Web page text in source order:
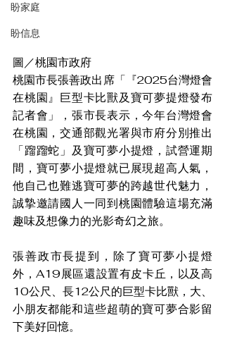
盼家庭
盼信息
圖／桃園市政府
桃園市長張善政出席「『2025台灣燈會
在桃園』巨型卡比獸及寶可夢提燈發布
記者會」，張市長表示，今年台灣燈會
在桃園，交通部觀光署與市府分別推出
「蹓蹓蛇」及寶可夢小提燈，試營運期
間，寶可夢小提燈就已展現超高人氣，
他自己也難逃寶可夢的跨越世代魅力，
誠摯邀請國人一同到桃園體驗這場充滿
趣味及想像力的光影奇幻之旅。
張善政市長提到，除了寶可夢小提燈
外，A19展區還設置有皮卡丘，以及高
10公尺、長12公尺的巨型卡比獸，大、
小朋友都能和這些超萌的寶可夢合影留
下美好回憶。